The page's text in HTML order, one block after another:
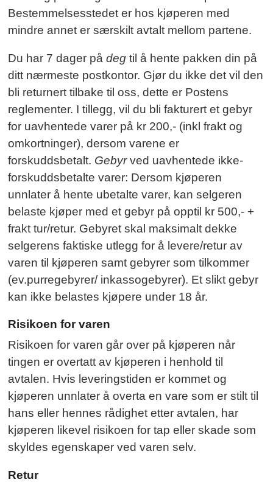
Bestemmelsesstedet er hos kjøperen med
mindre annet er særskilt avtalt mellom partene.
Du har 7 dager på deg til å hente pakken din på
ditt nærmeste postkontor. Gjør du ikke det vil den
bli returnert tilbake til oss, dette er Postens
reglementer. I tillegg, vil du bli fakturert et gebyr
for uavhentede varer på kr 200,- (inkl frakt og
omkortninger), dersom varene er
forskuddsbetalt. Gebyrved uavhentede ikke-
forskuddsbetalte varer: Dersom kjøperen
unnlater å hente ubetalte varer, kan selgeren
belaste kjøper med et gebyr på opptil kr 500,- +
frakt tur/retur. Gebyret skal maksimalt dekke
selgerens faktiske utlegg for å levere/retur av
varen til kjøperen samt gebyrer som tilkommer
(ev.purregebyrer/ inkassogebyrer). Et slikt gebyr
kan ikke belastes kjøpere under 18 år.
Risikoen for varen
Risikoen for varen går over på kjøperen når
tingen er overtatt av kjøperen i henhold til
avtalen. Hvis leveringstiden er kommet og
kjøperen unnlater å overta en vare som er stilt til
hans eller hennes rådighet etter avtalen, har
kjøperen likevel risikoen for tap eller skade som
skyldes egenskaper ved varen selv.
Retur